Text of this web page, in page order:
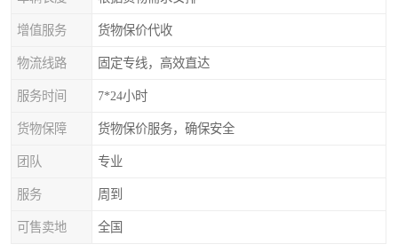
增值服务 货物保价代收
物流线路 固定专线，高效直达
服务时间 7*24小时
货物保障 货物保价服务，确保安全
团队 专业
服务 周到
可售卖地 全国